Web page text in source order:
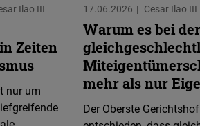
Ilao III
Zeiten
nur um
17.06.2026 Cesar Ilao III
Warum es bei der
mehr als nur
Der Oberste